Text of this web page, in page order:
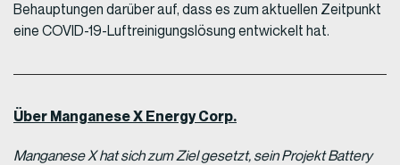
Behauptungen darüber auf, dass es zum aktuellen Zeitpunkt
eine COVID-19-Luftreinigungslösung entwickelt hat.
Über Manganese X Energy Corp.
Manganese X hat sich zum Ziel gesetzt, sein Projekt Battery